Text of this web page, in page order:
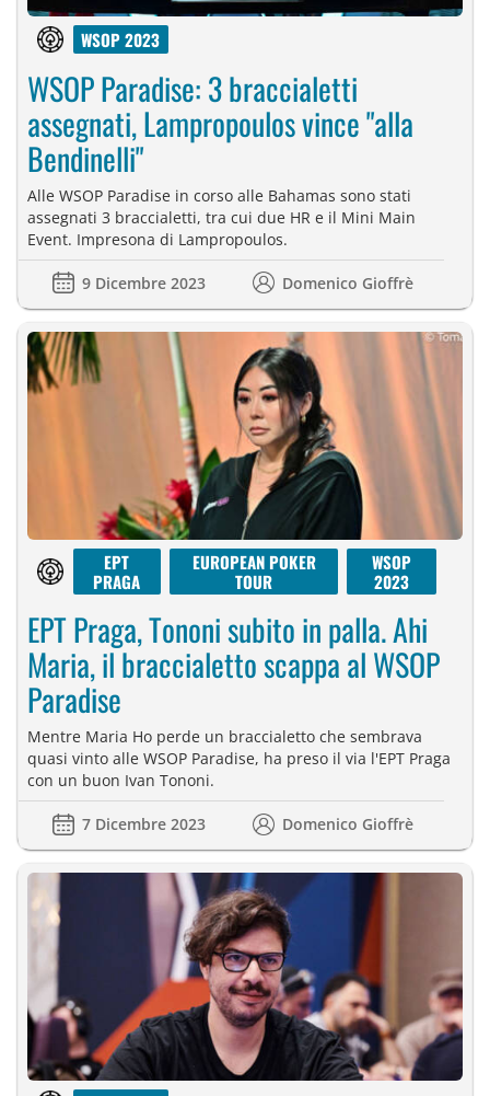
WSOP 2023
WSOP Paradise: 3 braccialetti
assegnati, Lampropoulos vince "alla
Bendinelli"
Alle WSOP Paradise in corso alle Bahamas sono stati
assegnati 3 braccialetti, tra cui due HR e il Mini Main
Event. Impresona di Lampropoulos.
9 Dicembre 2023 Domenico Gioffrè
EPT
PRAGA
EUROPEAN POKER
TOUR
WSOP
2023
EPT Praga, Tononi subito in palla. Ahi
Maria, il braccialetto scappa al WSOP
Paradise
Mentre Maria Ho perde un braccialetto che sembrava
quasi vinto alle WSOP Paradise, ha preso il via l'EPT Praga
con un buon Ivan Tononi.
7 Dicembre 2023 Domenico Gioffrè